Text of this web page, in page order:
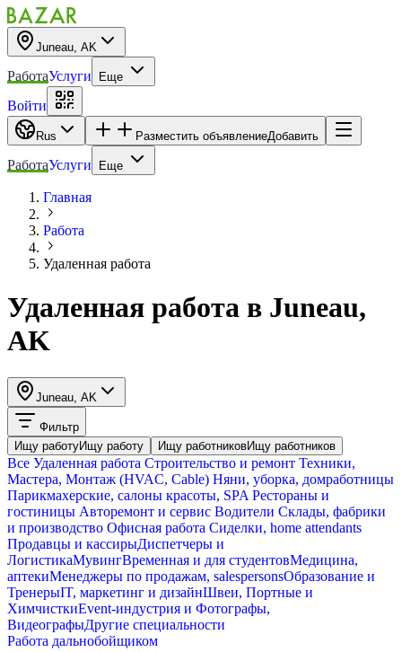
Juneau, AK
РаботаУслуги Еще
Войти
Rus Разместить объявлениеДобавить
РаботаУслуги Еще
Главная
Работа
Удаленная работа
Удаленная работа в Juneau,
AK
Juneau, AK
Фильтр
Ищу работуИщу работу Ищу работниковИщу работников
Все Удаленная работа Строительство и ремонт Техники,
Мастера, Монтаж (HVAC, Cable) Няни, уборка, домработницы
Парикмахерские, салоны красоты, SPA Рестораны и
гостиницы Авторемонт и cервис Водители Склады, фабрики
и производство Офисная работа Сиделки, home attendants
Продавцы и кассирыДиспетчеры и
ЛогистикаМувингВременная и для студентовМедицина,
аптекиМенеджеры по продажам, salespersonsОбразование и
ТренерыIT, маркетинг и дизайнШвеи, Портные и
ХимчисткиEvent-индустрия и Фотографы,
ВидеографыДругие специальности
Работа дальнобойщиком